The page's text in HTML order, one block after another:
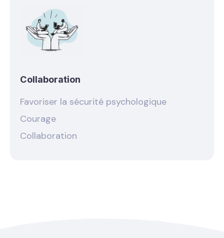
Collaboration
Favoriser la sécurité psychologique
Courage
Collaboration